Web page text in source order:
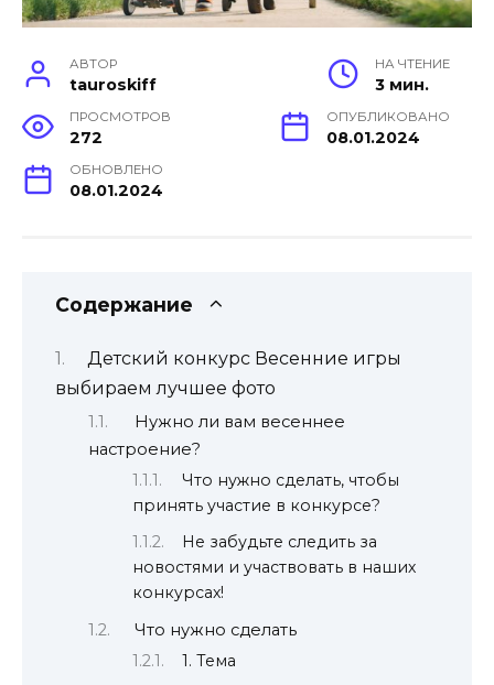
АВТОР
tauroskiff
НА ЧТЕНИЕ
3 мин.
ПРОСМОТРОВ
272
ОПУБЛИКОВАНО
08.01.2024
ОБНОВЛЕНО
08.01.2024
Содержание
Детский конкурс Весенние игры
выбираем лучшее фото
Нужно ли вам весеннее
настроение?
Что нужно сделать, чтобы
принять участие в конкурсе?
Не забудьте следить за
новостями и участвовать в наших
конкурсах!
Что нужно сделать
1. Тема